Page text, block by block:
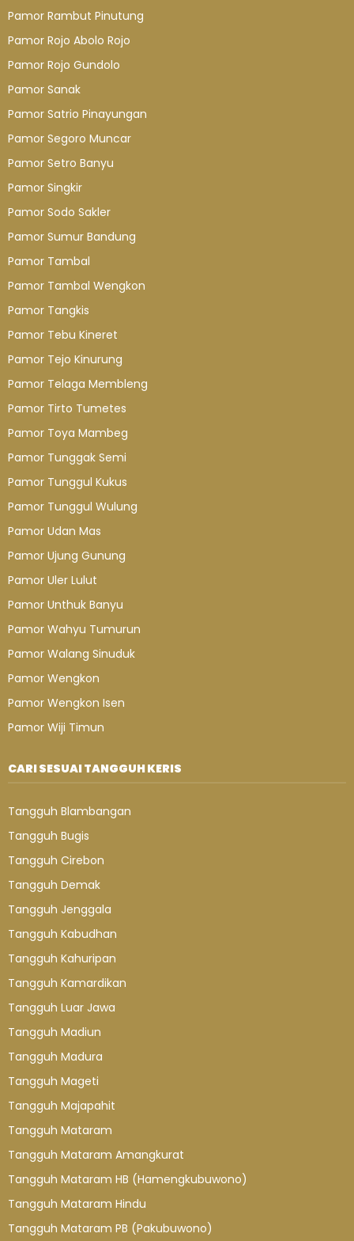
Pamor Rambut Pinutung
Pamor Rojo Abolo Rojo
Pamor Rojo Gundolo
Pamor Sanak
Pamor Satrio Pinayungan
Pamor Segoro Muncar
Pamor Setro Banyu
Pamor Singkir
Pamor Sodo Sakler
Pamor Sumur Bandung
Pamor Tambal
Pamor Tambal Wengkon
Pamor Tangkis
Pamor Tebu Kineret
Pamor Tejo Kinurung
Pamor Telaga Membleng
Pamor Tirto Tumetes
Pamor Toya Mambeg
Pamor Tunggak Semi
Pamor Tunggul Kukus
Pamor Tunggul Wulung
Pamor Udan Mas
Pamor Ujung Gunung
Pamor Uler Lulut
Pamor Unthuk Banyu
Pamor Wahyu Tumurun
Pamor Walang Sinuduk
Pamor Wengkon
Pamor Wengkon Isen
Pamor Wiji Timun
CARI SESUAI TANGGUH KERIS
Tangguh Blambangan
Tangguh Bugis
Tangguh Cirebon
Tangguh Demak
Tangguh Jenggala
Tangguh Kabudhan
Tangguh Kahuripan
Tangguh Kamardikan
Tangguh Luar Jawa
Tangguh Madiun
Tangguh Madura
Tangguh Mageti
Tangguh Majapahit
Tangguh Mataram
Tangguh Mataram Amangkurat
Tangguh Mataram HB (Hamengkubuwono)
Tangguh Mataram Hindu
Tangguh Mataram PB (Pakubuwono)